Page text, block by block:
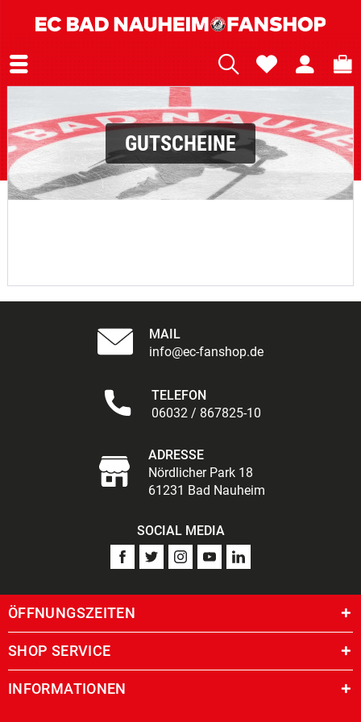
GUTSCHEINE
MAIL
info@ec-fanshop.de
TELEFON
06032 / 867825-10
ADRESSE
Nördlicher Park 18
61231 Bad Nauheim
SOCIAL MEDIA
ÖFFNUNGSZEITEN
SHOP SERVICE
INFORMATIONEN